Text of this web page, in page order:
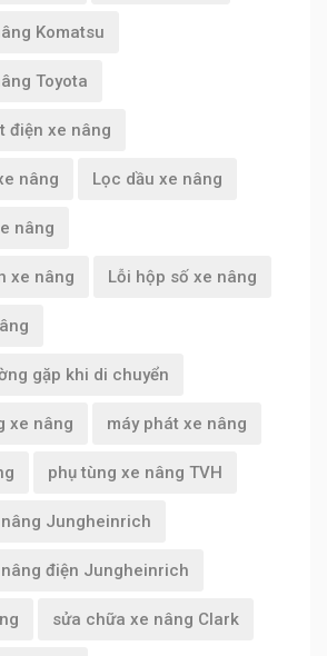
Komatsu
Toyota
điện xe nâng
nâng Lọc dầu xe nâng
nâng
xe nâng Lỗi hộp số xe nâng
gặp khi di chuyển
xe nâng máy phát xe nâng
phụ tùng xe nâng TVH
Jungheinrich
điện Jungheinrich
sửa chữa xe nâng Clark